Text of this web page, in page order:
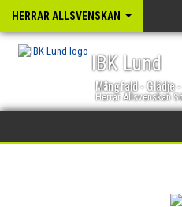
HERRAR ALLSVENSKAN
IBK Lund
Mångfald - Glädje
Herrar Allsvenskan